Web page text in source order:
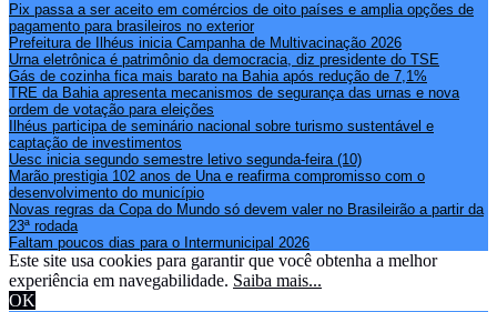
Pix passa a ser aceito em comércios de oito países e amplia opções de
pagamento para brasileiros no exterior
Prefeitura de Ilhéus inicia Campanha de Multivacinação 2026
Urna eletrônica é patrimônio da democracia, diz presidente do TSE
Gás de cozinha fica mais barato na Bahia após redução de 7,1%
TRE da Bahia apresenta mecanismos de segurança das urnas e nova
ordem de votação para eleições
Ilhéus participa de seminário nacional sobre turismo sustentável e
captação de investimentos
Uesc inicia segundo semestre letivo segunda-feira (10)
Marão prestigia 102 anos de Una e reafirma compromisso com o
desenvolvimento do município
Novas regras da Copa do Mundo só devem valer no Brasileirão a partir da
23ª rodada
Faltam poucos dias para o Intermunicipal 2026
Este site usa cookies para garantir que você obtenha a melhor
experiência em navegabilidade. Saiba mais...
OK